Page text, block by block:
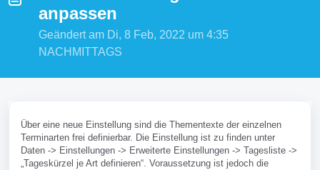
anpassen
Geändert am Di, 8 Feb, 2022 um 4:35
NACHMITTAGS
Über eine neue Einstellung sind die Thementexte der einzelnen
Terminarten frei definierbar. Die Einstellung ist zu finden unter
Daten -> Einstellungen -> Erweiterte Einstellungen -> Tagesliste ->
„Tageskürzel je Art definieren“. Voraussetzung ist jedoch die